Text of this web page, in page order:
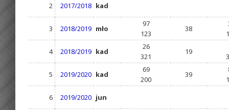
2
2017/2018 kad
3 2018/2019 mło
97
123
38
4
2018/2019 kad
26
321
19
5
2019/2020 kad
69
200
39
6
2019/2020 jun